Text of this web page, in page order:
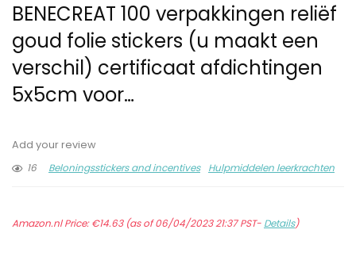
BENECREAT 100 verpakkingen reliëf
goud folie stickers (u maakt een
verschil) certificaat afdichtingen
5x5cm voor…
Add your review
16
Beloningsstickers and incentives Hulpmiddelen leerkrachten
Amazon.nl Price:€14.63(as of 06/04/2023 21:37 PST- Details)